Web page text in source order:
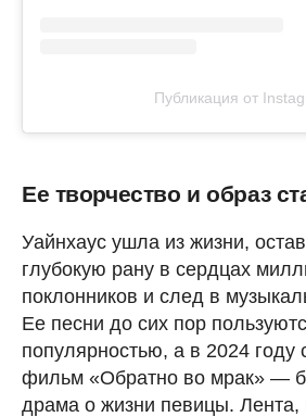
Публикация от
Ее творчество и образ
Уайнхаус ушла из жизни,
глубокую рану в сердцах
поклонников и след в
Ее песни до сих пор
популярностью, а в 2024 году
фильм «Обратно во мрак» —
драма о жизни певицы. Лента,